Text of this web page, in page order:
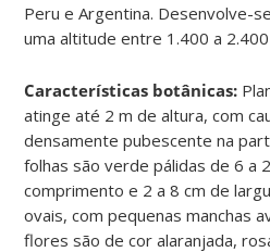
Peru e Argentina. Desenvolve-
uma altitude entre 1.400 a
Características botânicas:
atinge até 2 m de altura, com
densamente pubescente na
folhas são verde pálidas de 6 a
comprimento e 2 a 8 cm de
ovais, com pequenas manchas
flores são de cor alaranjada,